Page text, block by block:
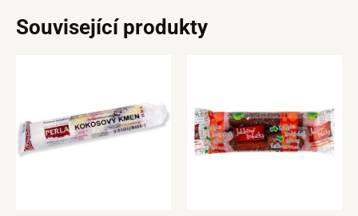
Související produkty